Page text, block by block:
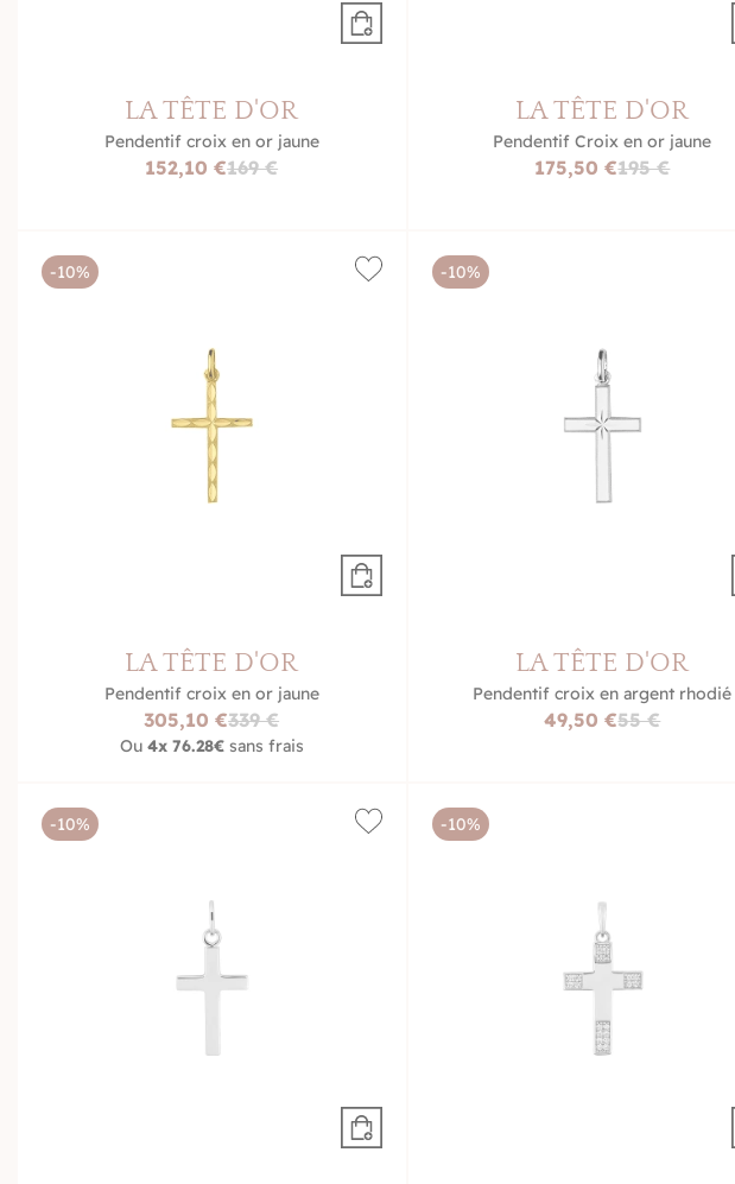
LA TÊTE D'OR
Pendentif croix en or jaune
152,10 €169 €
LA TÊTE D'OR
Pendentif Croix en or jaune
175,50 €195 €
-10%
LA TÊTE D'OR
Pendentif croix en or jaune
305,10 €339 €
Ou 4x 76.28€sans frais
-10%
LA TÊTE D'OR
Pendentif croix en argent rhodié
49,50 €55 €
-10% -10%